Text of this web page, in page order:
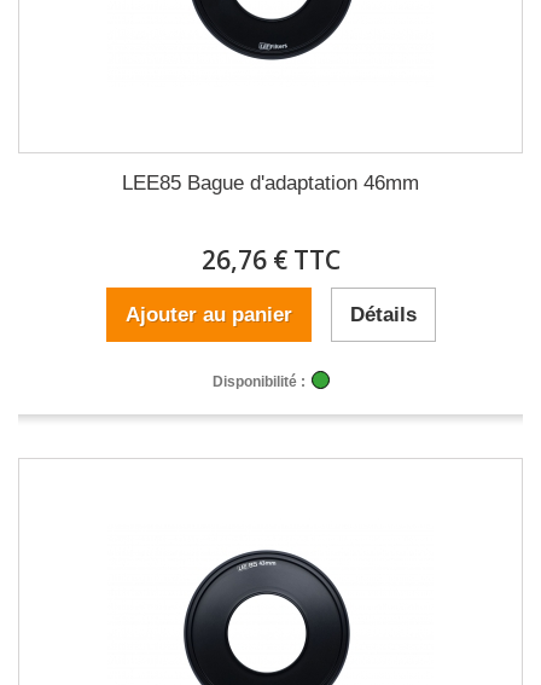
LEE85 Bague d'adaptation 46mm
26,76 € TTC
Ajouter au panier Détails
Disponibilité :